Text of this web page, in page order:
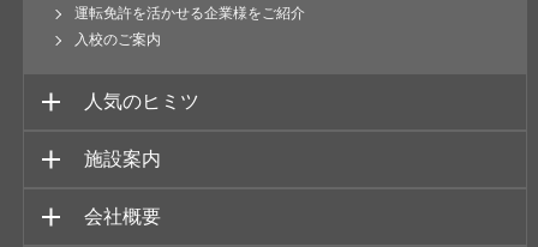
運転免許を活かせる企業様をご紹介
入校のご案内
人気のヒミツ
施設案内
会社概要